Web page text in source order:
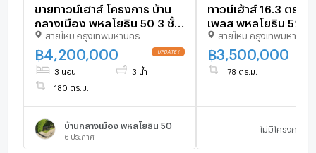
ขายทาวน์เฮาส์ โครงการ บ้าน
กลางเมือง พหลโยธิน 50 3 ชั้น
3 ห้องนอน 3 ห้องน้ำ
สายไหม กรุงเทพมหานคร
฿ 4,200,000
3 นอน 3 น้ำ
180 ตร.ม.
บ้านกลางเมือง พหลโยธิน 50
6 ประกาศ
ทาวน์เฮ้าส์ 16.3 ตร.วา
เพลส พหลโยธิน 52 เ
สายไหม กรุงเทพมหาน
สายไหม กรุงเทพมหานคร
฿3,500,000
78 ตร.ม.
ไม่มีโครงการ